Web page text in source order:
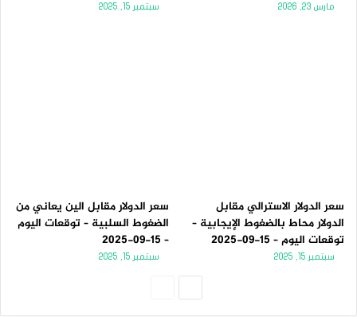
مارس 23, 2026 سبتمبر 15, 2025
سعر الدولار الاسترالي مقابل
الدولار محاط بالضغوط الإيجابية –
توقعات اليوم – 15-09-2025
سبتمبر 15, 2025
سعر الدولار مقابل الين يعاني من
الضغوط السلبية – توقعات اليوم
– 15-09-2025
سبتمبر 15, 2025